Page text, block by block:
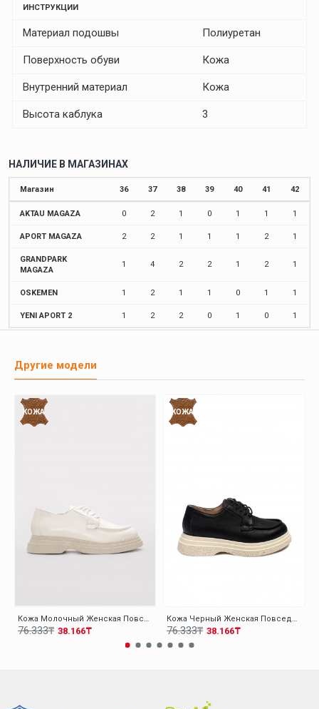
ИНСТРУКЦИИ
Материал подошвы Полиуретан
Поверхность обуви Кожа
Внутренний материал Кожа
Высота каблука 3
НАЛИЧИЕ В МАГАЗИНАХ
Магазин 36 37 38 39 40 41 42
AKTAU MAGAZA 0 2 1 0 1 1 1
APORT MAGAZA 2 2 1 1 1 2 1
GRANDPARK
MAGAZA
1 4 2 2 1 2 1
OSKEMEN 1 2 1 1 0 1 1
YENI APORT 2 1 2 2 0 1 0 1
Другие модели
КОЖА
Кожа Молочный Женская Повседневная Обувь 009ZA0151
38.166₸
76.333₸
КОЖА
Кожа Черный Женская Повседневная Обувь 009ZA0151
38.166₸
76.333₸